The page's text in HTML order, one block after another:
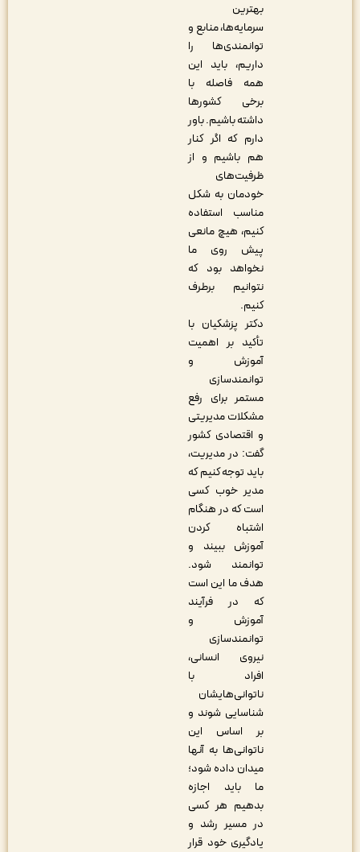
سرمایه‌ها، منابع و
توانمندی‌ها را
داریم، باید این
همه فاصله با
برخی کشورها
داشته باشیم. باور
دارم که اگر کنار
هم باشیم و از
ظرفیت‌های
خودمان به شکل
مناسب استفاده
کنیم، هیچ مانعی
پیش روی ما
نخواهد بود که
نتوانیم برطرف
دکتر پزشکیان با
تأکید بر اهمیت
آموزش و
توانمندسازی
مستمر برای رفع
مشکلات مدیریتی
و اقتصادی کشور
گفت: در مدیریت،
باید توجه کنیم که
مدیر خوب کسی
است که در هنگام
اشتباه کردن
آموزش ببیند و
توانمند شود.
هدف ما این است
که در فرآیند
آموزش و
توانمندسازی
نیروی انسانی،
افراد با
ناتوانی‌هایشان
شناسایی شوند و
بر اساس این
ناتوانی‌ها به آنها
میدان داده شود؛
ما باید اجازه
بدهیم هر کسی
در مسیر رشد و
یادگیری خود قرار